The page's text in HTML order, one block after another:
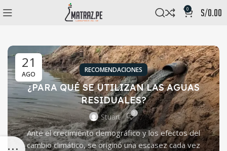
0 s/0.00
21
AGO
RECOMENDACIONES
¿PARA QUÉ SE UTILIZAN LAS AGUAS
RESIDUALES?
Stuart 0
Ante el crecimiento demográfico y los efectos del
cambio climático, se originó una escasez cada vez